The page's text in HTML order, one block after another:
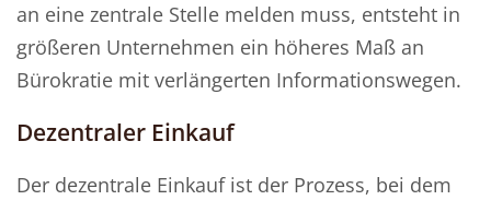
an eine zentrale Stelle melden muss, entsteht in
größeren Unternehmen ein höheres Maß an
Bürokratie mit verlängerten Informationswegen.
Dezentraler Einkauf
Der dezentrale Einkauf ist der Prozess, bei dem